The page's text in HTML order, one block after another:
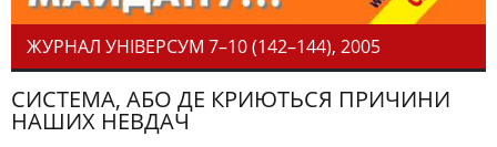
ЖУРНАЛ УНІВЕРСУМ 7–10 (142–144), 2005
СИСТЕМА, АБО ДЕ КРИЮТЬСЯ ПРИЧИНИ
НАШИХ НЕВДАЧ